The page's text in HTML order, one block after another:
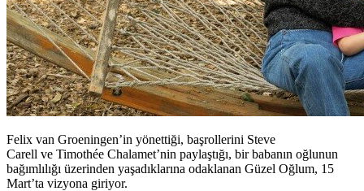
Felix van Groeningen’in yönettiği, başrollerini Steve
Carell ve Timothée Chalamet’nin paylaştığı, bir babanın oğlunun
bağımlılığı üzerinden yaşadıklarına odaklanan Güzel Oğlum, 15
Mart’ta vizyona giriyor.